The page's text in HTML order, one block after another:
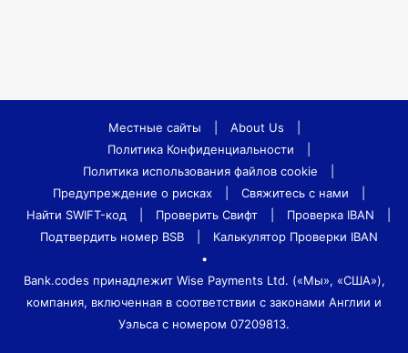
Местные сайты About Us
Политика Конфиденциальности
Политика использования файлов cookie
Предупреждение о рисках
Свяжитесь с нами
Найти SWIFT-код
Проверить Свифт Проверка IBAN
Подтвердить номер BSB
Калькулятор Проверки IBAN
•
Bank.codes принадлежит Wise Payments Ltd. («Мы», «США»),
компания, включенная в соответствии с законами Англии и
Уэльса с номером 07209813.